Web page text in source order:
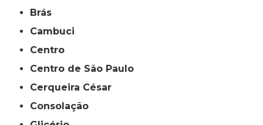
Brás
Cambuci
Centro
Centro de São Paulo
Cerqueira César
Consolação